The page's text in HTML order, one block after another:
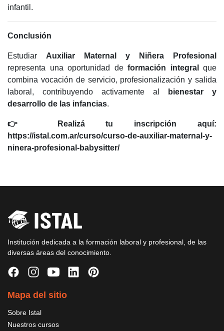
infantil.
Conclusión
Estudiar Auxiliar Maternal y Niñera Profesional
representa una oportunidad de formación integral
que
combina vocación de servicio, profesionalización y salida
laboral, contribuyendo activamente al
bienestar y
desarrollo de las infancias.
👉 Realizá tu inscripción aquí:
https://istal.com.ar/curso/curso-de-auxiliar-maternal-y-
ninera-profesional-babysitter/
Institución dedicada a la formación laboral y profesional, de las
diversas áreas del conocimiento.
Mapa del sitio
Sobre Istal
Nuestros cursos